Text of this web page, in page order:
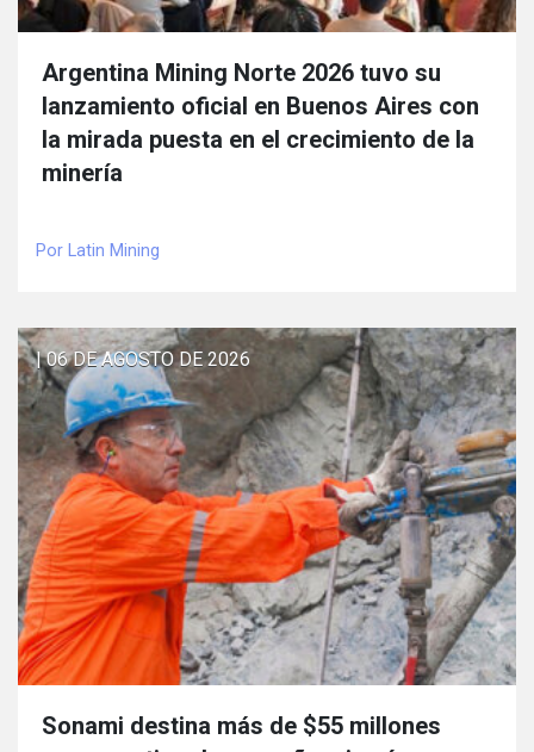
Argentina Mining Norte 2026 tuvo su
lanzamiento oficial en Buenos Aires con
la mirada puesta en el crecimiento de la
minería
Por Latin Mining
| 06 DE AGOSTO DE 2026
Sonami destina más de $55 millones